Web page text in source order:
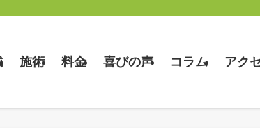
施術 料金 喜びの声 コラム アク